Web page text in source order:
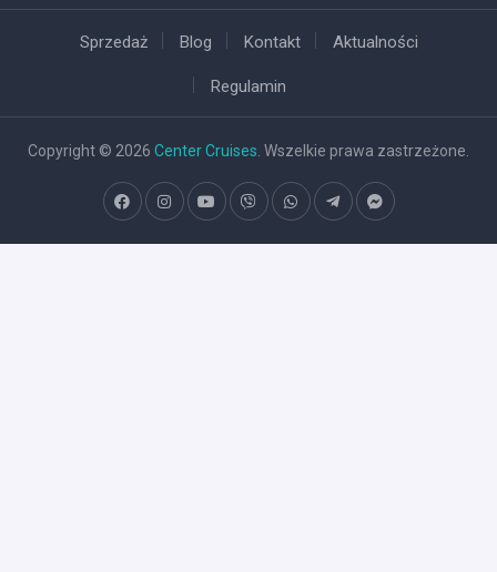
Sprzedaż Blog Kontakt Aktualności
Regulamin
Copyright © 2026 Center Cruises . Wszelkie prawa zastrzeżone.